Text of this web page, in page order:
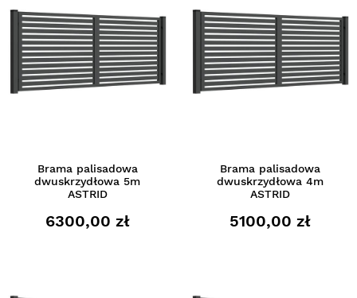
Brama palisadowa
dwuskrzydłowa 5m
ASTRID
6300,00 zł
Brama palisadowa
dwuskrzydłowa 4m
ASTRID
5100,00 zł